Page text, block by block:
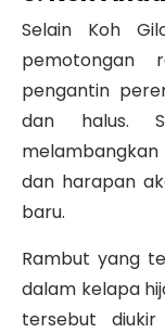
Selain Koh
pemotongan
pengantin
dan halus.
dan harapan
baru.
Rambut yang
dalam kelapa
tersebut